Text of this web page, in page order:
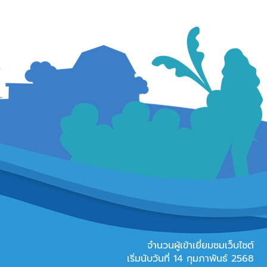
จำนวนผู้เข้าเยี่ยมชมเว็บไซต์
เริ่มนับวันที่ 14 กุมภาพันธ์ 2568